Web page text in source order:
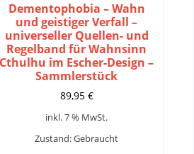
Dementophobia – Wahn
und geistiger Verfall –
universeller Quellen- und
Regelband für Wahnsinn
Cthulhu im Escher-Design –
Sammlerstück
89,95 €
inkl. 7 % MwSt.
Zustand: Gebraucht